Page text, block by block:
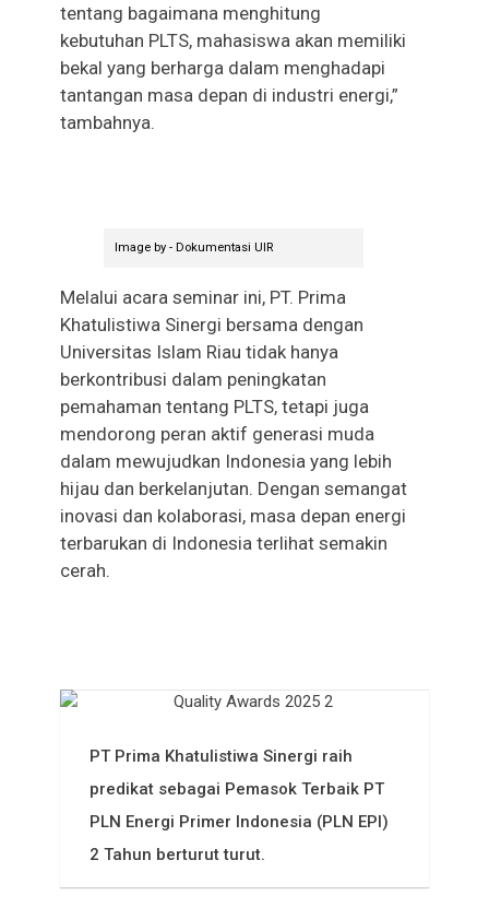
tentang bagaimana menghitung
kebutuhan PLTS, mahasiswa akan memiliki
bekal yang berharga dalam menghadapi
tantangan masa depan di industri energi,”
tambahnya.
Image by - Dokumentasi UIR
Melalui acara seminar ini, PT. Prima
Khatulistiwa Sinergi bersama dengan
Universitas Islam Riau tidak hanya
berkontribusi dalam peningkatan
pemahaman tentang PLTS, tetapi juga
mendorong peran aktif generasi muda
dalam mewujudkan Indonesia yang lebih
hijau dan berkelanjutan. Dengan semangat
inovasi dan kolaborasi, masa depan energi
terbarukan di Indonesia terlihat semakin
cerah.
PT Prima Khatulistiwa Sinergi raih
predikat sebagai Pemasok Terbaik PT
PLN Energi Primer Indonesia (PLN EPI)
2 Tahun berturut turut.